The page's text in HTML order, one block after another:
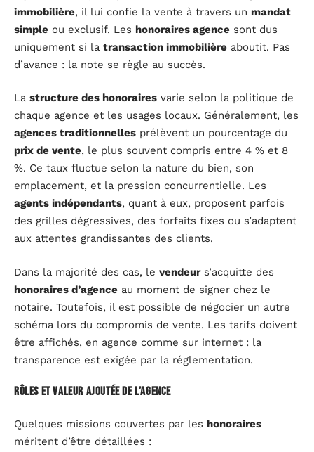
immobilière, il lui confie la vente à travers un mandat
simple ou exclusif. Les honoraires agence sont dus
uniquement si la transaction immobilière aboutit. Pas
d’avance : la note se règle au succès.
La structure des honoraires varie selon la politique de
chaque agence et les usages locaux. Généralement, les
agences traditionnelles prélèvent un pourcentage du
prix de vente, le plus souvent compris entre 4 % et 8
%. Ce taux fluctue selon la nature du bien, son
emplacement, et la pression concurrentielle. Les
agents indépendants, quant à eux, proposent parfois
des grilles dégressives, des forfaits fixes ou s’adaptent
aux attentes grandissantes des clients.
Dans la majorité des cas, le vendeurs’acquitte des
honoraires d’agence au moment de signer chez le
notaire. Toutefois, il est possible de négocier un autre
schéma lors du compromis de vente. Les tarifs doivent
être affichés, en agence comme sur internet : la
transparence est exigée par la réglementation.
Rôles et valeur ajoutée de l’agence
Quelques missions couvertes par les honoraires
méritent d’être détaillées :